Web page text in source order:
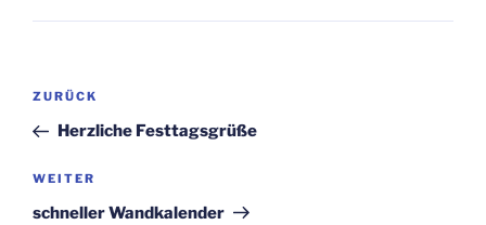
Beitragsnavigation
Vorheriger
Beitrag
ZURÜCK
Herzliche Festtagsgrüße
Nächster
Beitrag
WEITER
schneller Wandkalender